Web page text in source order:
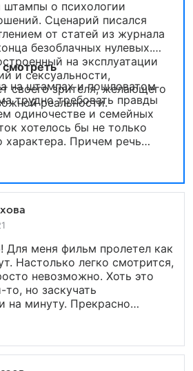
штампы о психологии
Сценарий писался
от статей из журнала
безоблачных нулевых.
на эксплуатации
и сексуальности,
своего зрителя, желающего
реальности.
на штампах и пошловатом
трудно требовать правды
одиночестве и семейных
хотелось бы не только
характера. Причем речь
ниже пояса», но и вообще
оглуплении персонажей,
и вызывают
а не сопереживания.
Для меня фильм пролетел как
Настолько легко смотрится,
невозможно. Хоть это
но заскучать
на минуту. Прекрасно
играют очень жизненных
во многом иллюстрирует
– да, порой любовь так
никто же не говорит,